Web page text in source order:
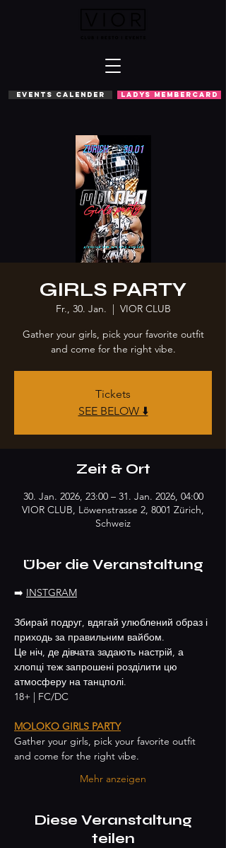
EVENTS CALENDER LADYS MEMBERCARD
GIRLS PARTY
Fr., 30. Jan.
  |
VIOR CLUB
Gather your girls, pick your favorite outfit
and come for the right vibe.
Tickets
SEE BELOW ⬇️
Zeit & Ort
30. Jan. 2026, 23:00 – 31. Jan. 2026, 04:00
VIOR CLUB, Löwenstrasse 2, 8001 Zürich,
Schweiz
Über die Veranstaltung
➡️ INSTGRAM
Збирай подруг, вдягай улюблений образ і
приходь за правильним вайбом.
Це ніч, де дівчата задають настрій, а
хлопці теж запрошені розділити цю
атмосферу на танцполі.
18+ | FC/DC
MOLOKO GIRLS PARTY
Gather your girls, pick your favorite outfit
and come for the right vibe.
Mehr anzeigen
Diese Veranstaltung
teilen